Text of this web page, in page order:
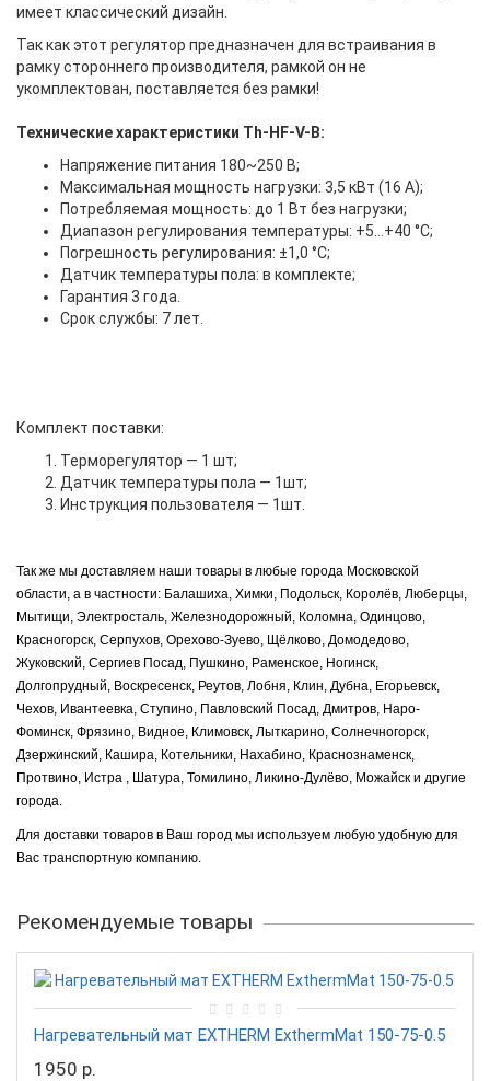
имеет классический дизайн.
Так как этот регулятор предназначен для встраивания в
рамку стороннего производителя, рамкой он не
укомплектован, поставляется без рамки!
Технические характеристики Th-HF-V-B:
Напряжение питания 180~250 В;
Максимальная мощность нагрузки: 3,5 кВт (16 А);
Потребляемая мощность: до 1 Вт без нагрузки;
Диапазон регулирования температуры: +5…+40 °С;
Погрешность регулирования: ±1,0 °С;
Датчик температуры пола: в комплекте;
Гарантия 3 года.
Срок службы: 7 лет.
Комплект поставки:
Терморегулятор — 1 шт;
Датчик температуры пола — 1шт;
Инструкция пользователя — 1шт.
Так же мы доставляем наши товары в любые города Московской
области, а в частности: Балашиха, Химки, Подольск, Королёв, Люберцы,
Мытищи, Электросталь, Железнодорожный, Коломна, Одинцово,
Красногорск, Серпухов, Орехово-Зуево, Щёлково, Домодедово,
Жуковский, Сергиев Посад, Пушкино, Раменское, Ногинск,
Долгопрудный, Воскресенск, Реутов, Лобня, Клин, Дубна, Егорьевск,
Чехов, Ивантеевка, Ступино, Павловский Посад, Дмитров, Наро-
Фоминск, Фрязино, Видное, Климовск, Лыткарино, Солнечногорск,
Дзержинский, Кашира, Котельники, Нахабино, Краснознаменск,
Протвино, Истра , Шатура, Томилино, Ликино-Дулёво, Можайск и другие
города.
Для доставки товаров в Ваш город мы используем любую удобную для
Вас транспортную компанию.
Рекомендуемые товары
Нагревательный мат EXTHERM ExthermMat 150-75-0.5
1950 р.